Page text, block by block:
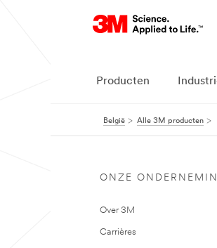
Producten
België Alle 3M producten
ONZE
Over 3M
Carrières